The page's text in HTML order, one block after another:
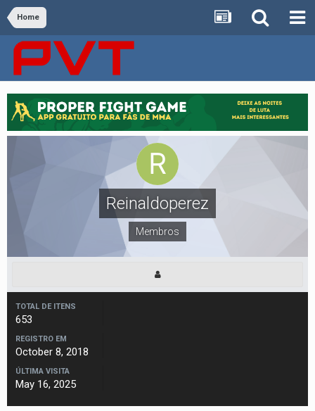
Home
Reinaldoperez
Membros
TOTAL DE ITENS
653
REGISTRO EM
October 8, 2018
ÚLTIMA VISITA
May 16, 2025